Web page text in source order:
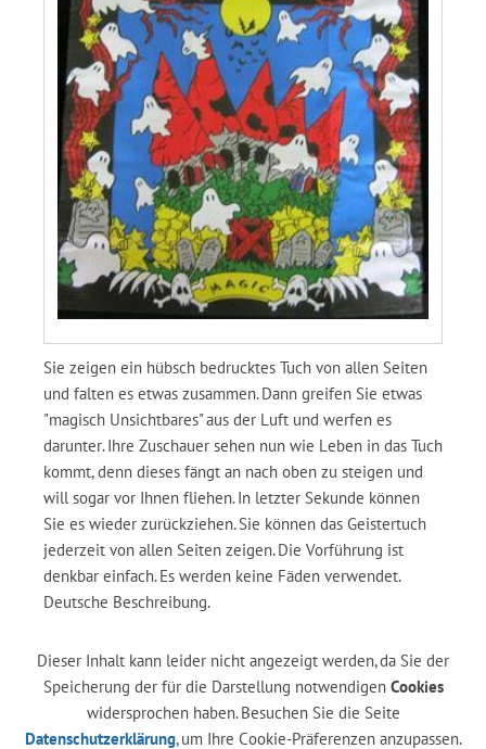
Sie zeigen ein hübsch bedrucktes Tuch von allen Seiten
und falten es etwas zusammen. Dann greifen Sie etwas
"magisch Unsichtbares" aus der Luft und werfen es
darunter. Ihre Zuschauer sehen nun wie Leben in das Tuch
kommt, denn dieses fängt an nach oben zu steigen und
will sogar vor Ihnen fliehen. In letzter Sekunde können
Sie es wieder zurückziehen. Sie können das Geistertuch
jederzeit von allen Seiten zeigen. Die Vorführung ist
denkbar einfach. Es werden keine Fäden verwendet.
Deutsche Beschreibung.
Dieser Inhalt kann leider nicht angezeigt werden, da Sie der
Speicherung der für die Darstellung notwendigen Cookies
widersprochen haben. Besuchen Sie die Seite
Datenschutzerklärung, um Ihre Cookie-Präferenzen anzupassen.